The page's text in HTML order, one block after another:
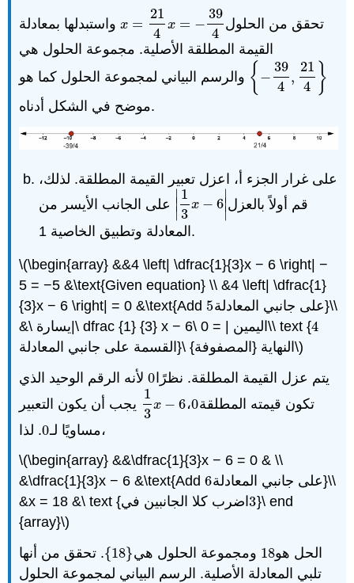
تحقق من الحلول x = −
39
4
x=− 394
x =
21
4
x=214
واستبدلها بمعادلة
القيمة المطلقة الأصلية. مجموعة الحلول هي
{ −
39
4
,
21
4
}
{−394,214}
والرسم البياني لمجموعة الحلول كما هو
موضح في الشكل أدناه.
على غرار الجزء أ، اعزل تعبير القيمة المطلقة. لذلك،
قم أولاً بالعزل
∣
∣
∣
1
3
x − 6
∣
∣
∣
| 13x −6|
على الجانب الأيسر من
المعادلة وتطبيق الخاصية 1.
\(\begin{array} &&4 \left| \dfrac{1}{3}x − 6 \right| −
5 = −5 &\text{Given equation} \\ &4 \left| \dfrac{1}
{3}x − 6 \right| = 0 &\text{Add 5
5على جانبي المعادلة}\\
&\ يسارة|\ dfrac {1} {3} x − 6\ اليمين | = 0\\ text {4
4
القسمة على جانبي المعادلة}\ النهاية {المصفوفة}\)
يتم عزل القيمة المطلقة. نظرًا 0
0لأنه الرقم الوحيد الذي
تكون قيمته المطلقة0
0،
1
3
x − 6
13x −6
يجب أن يكون التعبير
مساويًا لـ0
0
. لذا،
\(\begin{array} &&\dfrac{1}{3}x − 6 = 0 & \\
&\dfrac{1}{3}x − 6 &\text{Add6
6على جانبي المعادلة}\\
&x = 18 &\ text {اضرب كلا الجانبين في3
3}\ end
{array}\)
الحل هو18
18 ومجموعة الحلول هي {18}
{ 18}
. تحقق من أنها
تلبي المعادلة الأصلية. الرسم البياني لمجموعة الحلول